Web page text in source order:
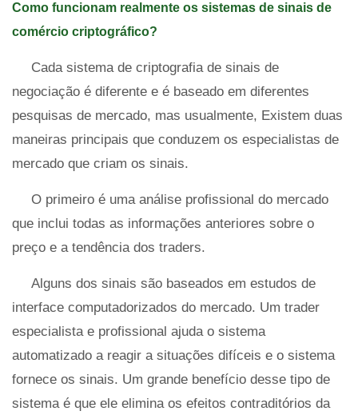
Como funcionam realmente os sistemas de sinais de
comércio criptográfico?
Cada sistema de criptografia de sinais de
negociação é diferente e é baseado em diferentes
pesquisas de mercado, mas usualmente, Existem duas
maneiras principais que conduzem os especialistas de
mercado que criam os sinais.
O primeiro é uma análise profissional do mercado
que inclui todas as informações anteriores sobre o
preço e a tendência dos traders.
Alguns dos sinais são baseados em estudos de
interface computadorizados do mercado. Um trader
especialista e profissional ajuda o sistema
automatizado a reagir a situações difíceis e o sistema
fornece os sinais. Um grande benefício desse tipo de
sistema é que ele elimina os efeitos contraditórios da